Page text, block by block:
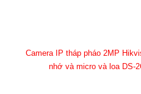
Camera IP tháp pháo 2MP
nhớ và micro và loa DS-